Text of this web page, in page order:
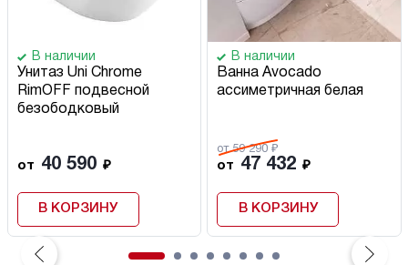
В наличии
Унитаз Uni Chrome
RimOFF подвесной
безободковый
от 40 590 ₽
В КОРЗИНУ
В наличии
Ванна Avocado
ассиметричная белая
от 59 290 ₽
от 47 432 ₽
В КОРЗИНУ